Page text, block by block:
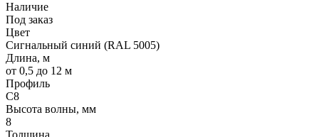
Наличие
Под заказ
Цвет
Сигнальный синий (RAL 5005)
Длина, м
от 0,5 до 12 м
Профиль
С8
Высота волны, мм
8